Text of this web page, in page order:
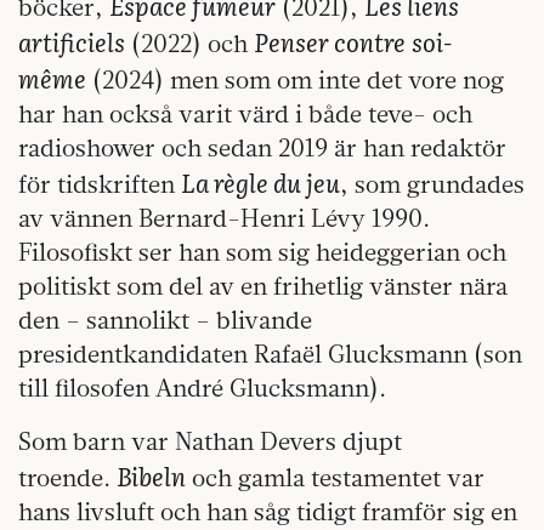
böcker,
(2021),
artificiels (2022) och Penser contre soi-
même (2024) men som om inte det vore nog
har han också varit värd i både teve- och
radioshower och sedan 2019 är han redaktör
för tidskriften La règle du jeu, som grundades
av vännen Bernard-Henri Lévy 1990.
Filosofiskt ser han som sig heideggerian och
politiskt som del av en frihetlig vänster nära
den – sannolikt – blivande
presidentkandidaten Rafaël Glucksmann (son
till filosofen André Glucksmann).
Som barn var Nathan Devers djupt
troende. Bibeln och gamla testamentet var
hans livsluft och han såg tidigt framför sig en